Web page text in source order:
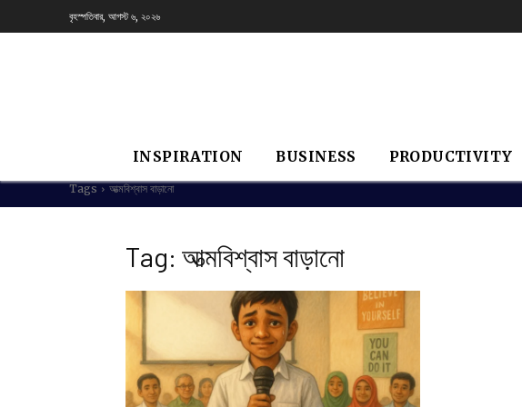
বৃহস্পতিবার, আগস্ট ৬, ২০২৬
INSPIRATION BUSINESS PRODUCTIVITY
Tags আত্মবিশ্বাস বাড়ানো
Tag: আত্মবিশ্বাস বাড়ানো